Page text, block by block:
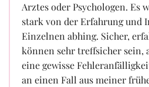
Arztes oder Psychologen. Es
stark von der Erfahrung und
Einzelnen abhing. Sicher,
können sehr treffsicher sein,
eine gewisse
an einen Fall aus meiner